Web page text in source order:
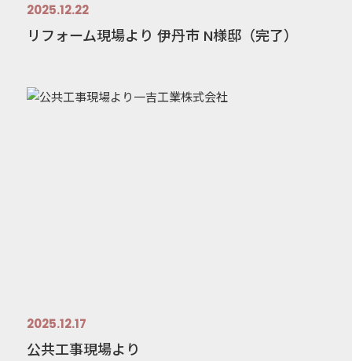
2025.12.22
リフォーム現場より 伊丹市 N様邸（完了）
2025.12.17
公共工事現場より